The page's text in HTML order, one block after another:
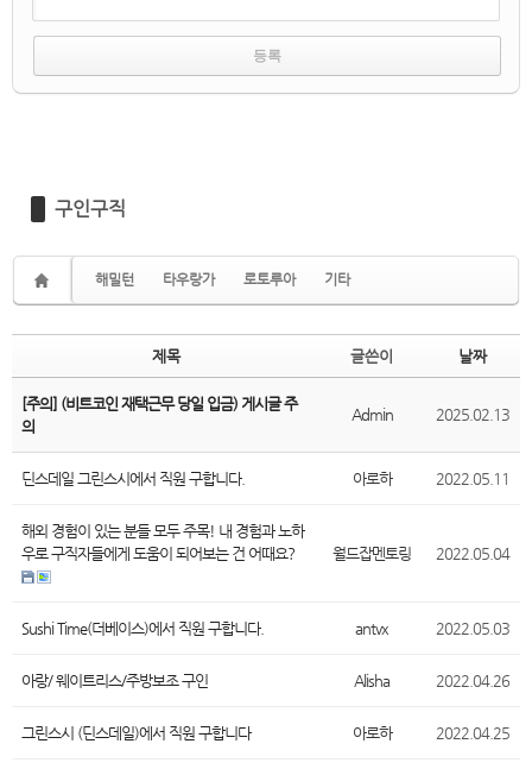
구인구직
해밀턴 타우랑가 로토루아 기타
제목 글쓴이 날짜
[주의] (비트코인 재택근무 당일 입금) 게시글 주
의
Admin 2025.02.13
딘스데일 그린스시에서 직원 구합니다. 아로하 2022.05.11
해외 경험이 있는 분들 모두 주목! 내 경험과 노하
우로 구직자들에게 도움이 되어보는 건 어때요?
월드잡멘토링 2022.05.04
Sushi Time(더베이스)에서 직원 구합니다. antvx 2022.05.03
아랑/ 웨이트리스/주방보조 구인 Alisha 2022.04.26
그린스시 (딘스데일)에서 직원 구합니다 아로하 2022.04.25